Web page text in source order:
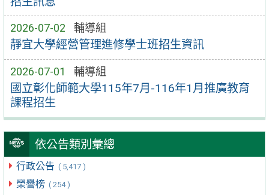
2026-07-02 輔導組
靜宜大學經營管理進修學士班招生資訊
2026-07-01 輔導組
國立彰化師範大學115年7月-116年1月推廣教育
課程招生
依公告類別彙總
行政公告 ( 5,417 )
榮譽榜 ( 254 )